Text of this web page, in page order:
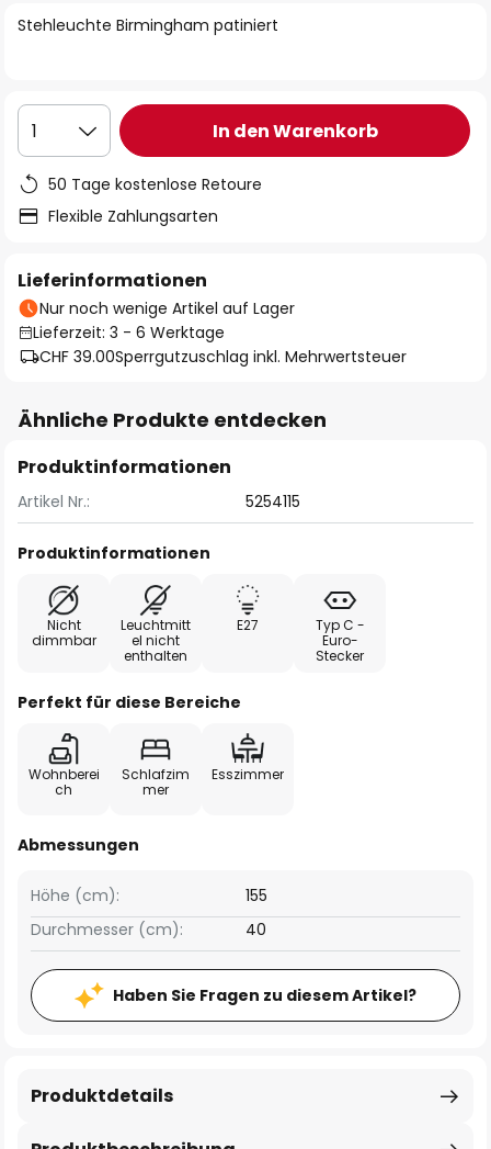
Stehleuchte Birmingham patiniert
1 In den Warenkorb
50 Tage kostenlose Retoure
Flexible Zahlungsarten
Lieferinformationen
Nur noch wenige Artikel auf Lager
Lieferzeit: 3 - 6 Werktage
CHF 39.00Sperrgutzuschlag inkl. Mehrwertsteuer
Ähnliche Produkte entdecken
Produktinformationen
Artikel Nr.: 5254115
Produktinformationen
Nicht
dimmbar
Leuchtmitt
el nicht
enthalten
E27
Typ C -
Euro-
Stecker
Perfekt für diese Bereiche
Wohnberei
ch
Schlafzim
mer
Esszimmer
Abmessungen
Höhe (cm):
155
Durchmesser (cm):
40
Haben Sie Fragen zu diesem Artikel?
Produktdetails